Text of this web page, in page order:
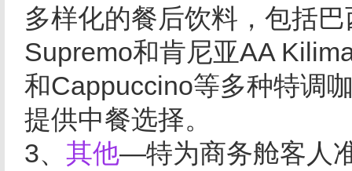
多样化的餐后饮料，包括
Supremo和肯尼亚AA
和Cappuccino等多种特调
提供中餐选择。
3、 其他—特为商务舱客人